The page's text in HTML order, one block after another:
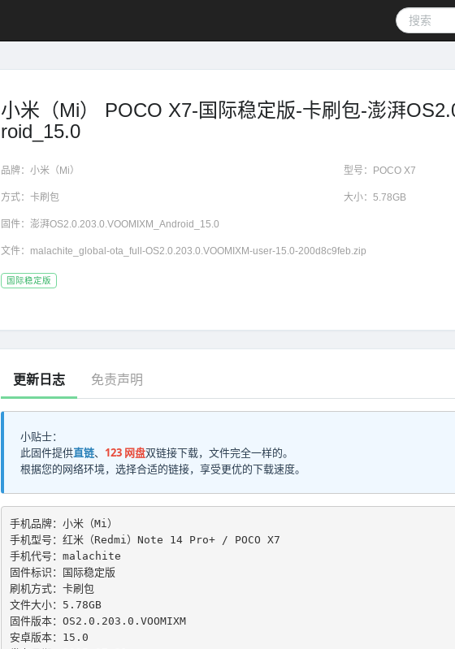
小米（Mi） POCO X7-国际稳定版-卡刷包-澎湃
roid_15.0
品牌： 小米（Mi） 型号： POCO X7
方式： 卡刷包 大小：5.78GB
固件： 澎湃OS2.0.203.0.VOOMIXM_Android_15.0
文件： malachite_global-ota_full-OS2.0.203.0.VOOMIXM-user-15.0-200d8c9feb.zip
国际稳定版
更新日志 免责声明
小贴士：
此固件提供直链、 123 网盘双链接下载，文件完全一样的。
根据您的网络环境，选择合适的链接，享受更优的下载速度。
手机品牌：小米（Mi）
手机型号：红米（Redmi）Note 14 Pro+ / POCO X7
手机代号：malachite
固件标识：国际稳定版
刷机方式：卡刷包
文件大小：5.78GB
固件版本：OS2.0.203.0.VOOMIXM
安卓版本：15.0